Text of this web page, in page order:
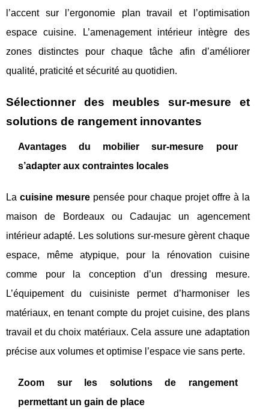
l’accent sur l’ergonomie plan travail et l’optimisation
espace cuisine. L’amenagement intérieur intègre des
zones distinctes pour chaque tâche afin d’améliorer
qualité, praticité et sécurité au quotidien.
Sélectionner des meubles sur-mesure et
solutions de rangement innovantes
Avantages du mobilier sur-mesure pour
s’adapter aux contraintes locales
La cuisine mesurepensée pour chaque projet offre à la
maison de Bordeaux ou Cadaujac un agencement
intérieur adapté. Les solutions sur-mesure gèrent chaque
espace, même atypique, pour la rénovation cuisine
comme pour la conception d’un dressing mesure.
L’équipement du cuisiniste permet d’harmoniser les
matériaux, en tenant compte du projet cuisine, des plans
travail et du choix matériaux. Cela assure une adaptation
précise aux volumes et optimise l’espace vie sans perte.
Zoom sur les solutions de rangement
permettant un gain de place